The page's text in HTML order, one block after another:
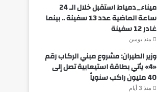
ميناء_دمياط استقبل خلال الـ 24
ساعة الماضية عدد 13 سفينة .. بينما
غادر 12 سفينة
منذ يومين
وزير الطيران: مشروع مبني الركاب رقم
«4» يأتي بطاقة استيعابية تصل إلى
40 مليون راكب سنوياً
منذ 3 أيام